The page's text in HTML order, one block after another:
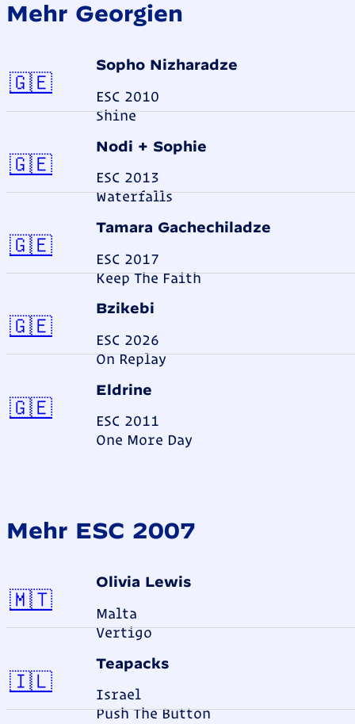
Mehr Georgien
Sopho Nizharadze
ESC 2010
Shine
🇬🇪Georgien
Nodi + Sophie
ESC 2013
Waterfalls
🇬🇪Georgien
Tamara Gachechiladze
ESC 2017
Keep The Faith
🇬🇪Georgien
Bzikebi
ESC 2026
On Replay
🇬🇪Georgien
Eldrine
ESC 2011
One More Day
🇬🇪Georgien
Mehr ESC 2007
Olivia Lewis
Malta
Vertigo
🇲🇹Malta
Teapacks
Israel
Push The Button
🇮🇱Israel